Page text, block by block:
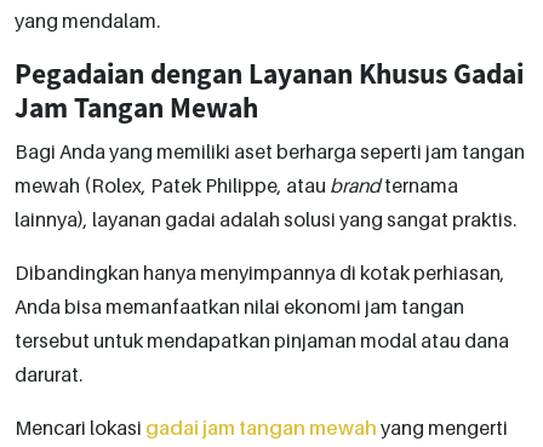
yang mendalam.
Pegadaian dengan Layanan Khusus Gadai
Jam Tangan Mewah
Bagi Anda yang memiliki aset berharga seperti jam tangan
mewah (Rolex, Patek Philippe, atau brandternama
lainnya), layanan gadai adalah solusi yang sangat praktis.
Dibandingkan hanya menyimpannya di kotak perhiasan,
Anda bisa memanfaatkan nilai ekonomi jam tangan
tersebut untuk mendapatkan pinjaman modal atau dana
darurat.
Mencari lokasi gadai jam tangan mewah yang mengerti